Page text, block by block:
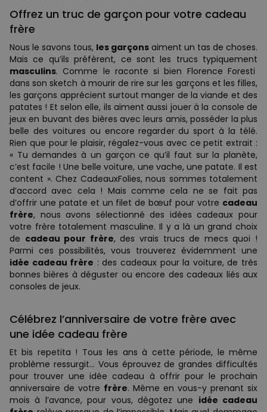
Offrez un truc de garçon pour votre cadeau
frère
Nous le savons tous, les garçons aiment un tas de choses.
Mais ce qu’ils préfèrent, ce sont les trucs typiquement
masculins. Comme le raconte si bien Florence Foresti
dans son sketch à mourir de rire sur les garçons et les filles,
les garçons apprécient surtout manger de la viande et des
patates ! Et selon elle, ils aiment aussi jouer à la console de
jeux en buvant des bières avec leurs amis, posséder la plus
belle des voitures ou encore regarder du sport à la télé.
Rien que pour le plaisir, régalez-vous avec ce petit extrait :
« Tu demandes à un garçon ce qu’il faut sur la planète,
c’est facile ! Une belle voiture, une vache, une patate. Il est
content ». Chez CadeauxFolies, nous sommes totalement
d’accord avec cela ! Mais comme cela ne se fait pas
d’offrir une patate et un filet de bœuf pour votre cadeau
frère, nous avons sélectionné des idées cadeaux pour
votre frère totalement masculine. Il y a là un grand choix
de cadeau pour frère, des vrais trucs de mecs quoi !
Parmi ces possibilités, vous trouverez évidemment une
idée cadeau frère : des cadeaux pour la voiture, de très
bonnes bières à déguster ou encore des cadeaux liés aux
consoles de jeux.
Célébrez l’anniversaire de votre frère avec
une idée cadeau frère
Et bis repetita ! Tous les ans à cette période, le même
problème ressurgit… Vous éprouvez de grandes difficultés
pour trouver une idée cadeau à offrir pour le prochain
anniversaire de votre frère. Même en vous-y prenant six
mois à l’avance, pour vous, dégotez une idée cadeau